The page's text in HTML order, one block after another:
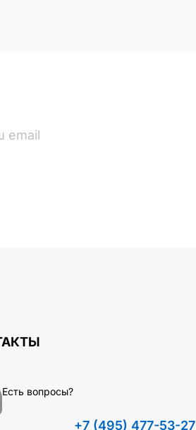
Есть вопросы?
+7 (495) 477-53-27